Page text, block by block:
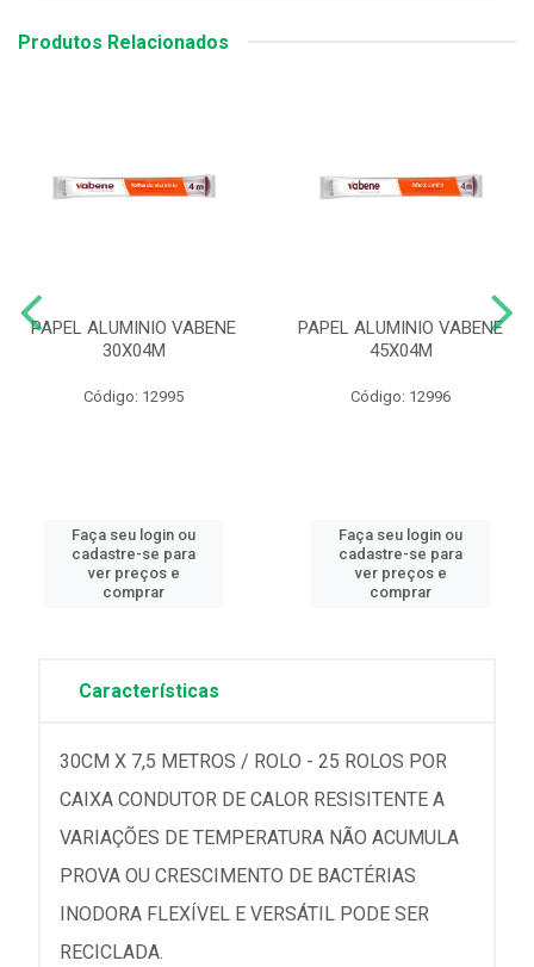
Produtos Relacionados
PAPEL ALUMINIO VABENE
30X04M
Código: 12995
Faça seu login ou
cadastre-se para
ver preços e
comprar
PAPEL ALUMINIO VABENE
45X04M
Código: 12996
Faça seu login ou
cadastre-se para
ver preços e
comprar
Características
30CM X 7,5 METROS / ROLO - 25 ROLOS POR
CAIXA CONDUTOR DE CALOR RESISITENTE A
VARIAÇÕES DE TEMPERATURA NÃO ACUMULA
PROVA OU CRESCIMENTO DE BACTÉRIAS
INODORA FLEXÍVEL E VERSÁTIL PODE SER
RECICLADA.